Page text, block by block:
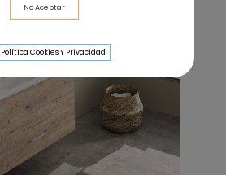
No Aceptar
Política Cookies Y Privacidad